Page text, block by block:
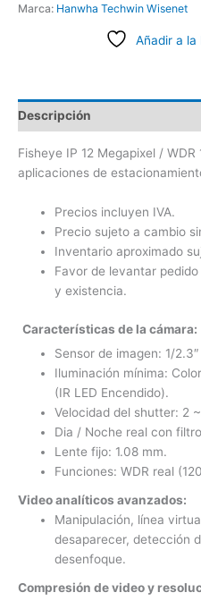
Marca: Hanwha Techwin Wisenet
Añadir a
Descripción
Fisheye IP 12 Megapixel /
aplicaciones de
Precios incluyen IVA.
Precio sujeto a cambio
Inventario aproximado
Favor de levantar
y existencia.
Características de la cámara:
Sensor de imagen: 1/
Iluminación mínima:
(IR LED Encendido).
Velocidad del shutter: 2
Dia / Noche real con
Lente fijo: 1.08 mm.
Funciones: WDR real
Video analíticos avanzados:
Manipulación, línea
desaparecer, detección
desenfoque.
Compresión de video y